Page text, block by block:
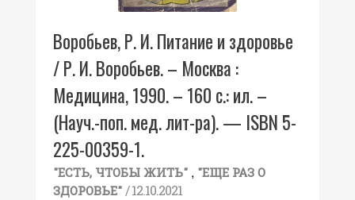
Воробьев, Р. И. Питание и здоровье
/ Р. И. Воробьев. – Москва :
Медицина, 1990. – 160 с.: ил. –
(Науч.-поп. мед. лит-ра). — ISBN 5-
225-00359-1.
"ЕСТЬ, ЧТОБЫ ЖИТЬ" , "ЕЩЕ РАЗ О
ЗДОРОВЬЕ" / 12.10.2021